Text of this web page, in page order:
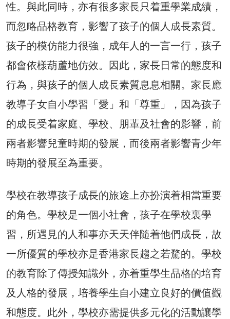
性。與此同時，亦有很多家長只着重學業成績，
而忽略品格教育，影響了孩子的個人成長素質。
孩子的模仿能力很強，成年人的一言一行，孩子
都會依樣葫蘆地仿效。因此，家長日常的態度和
行為，與孩子的個人成長素質息息相關。家長應
教導子女自小學習「愛」和「尊重」，因為孩子
的成長受着家庭、學校、朋輩及社會的影響，前
兩者影響兒童時期的發展，而後兩者影響青少年
時期的發展至為重要。
學校在教導孩子成長的旅途上亦扮演着相當重要
的角色。學校是一個小社會，孩子在學校裏學
習，所遇見的人和事亦天天伴隨着他們成長，故
一所優質的學校亦是香港家長趨之若騖的。學校
的教育除了傳授知識外，亦着重學生品格的培育
及人格的發展，培養學生自小建立良好的價值觀
和態度。此外，學校亦需提供多元化的活動讓學